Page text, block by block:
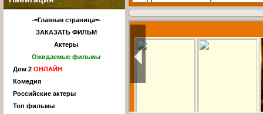
-=Главная страница=-
ЗАКАЗАТЬ ФИЛЬМ
Актеры
Ожидаемые фильмы
Дом 2 ОНЛАЙН
Комедия
Российские актеры
Топ фильмы